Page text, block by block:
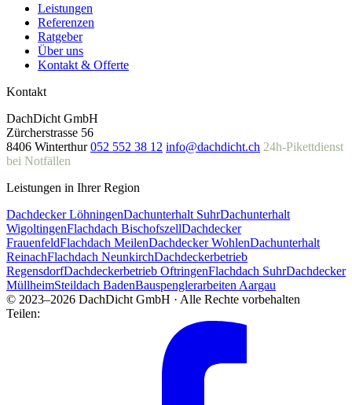
Leistungen
Referenzen
Ratgeber
Über uns
Kontakt & Offerte
Kontakt
DachDicht GmbH
Zürcherstrasse 56
8406 Winterthur 052 552 38 12 info@dachdicht.ch 24h-Pikettdienst
bei Notfällen
Leistungen in Ihrer Region
Dachdecker LöhningenDachunterhalt SuhrDachunterhalt
WigoltingenFlachdach BischofszellDachdecker
FrauenfeldFlachdach MeilenDachdecker WohlenDachunterhalt
ReinachFlachdach NeunkirchDachdeckerbetrieb
RegensdorfDachdeckerbetrieb OftringenFlachdach SuhrDachdecker
MüllheimSteildach BadenBauspenglerarbeiten Aargau
© 2023–2026 DachDicht GmbH · Alle Rechte vorbehalten
Teilen: